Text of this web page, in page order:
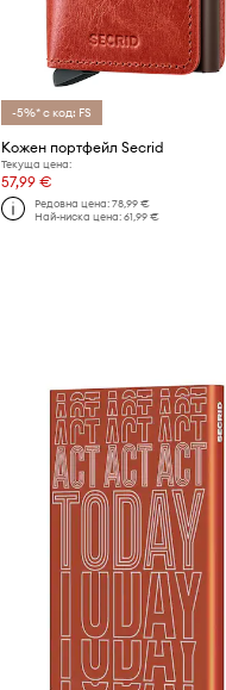
-5%* с код: FS
Кожен портфейл Secrid
Текуща цена:
57,99 €
Редовна цена: 78,99 €
Най-ниска цена: 61,99 €